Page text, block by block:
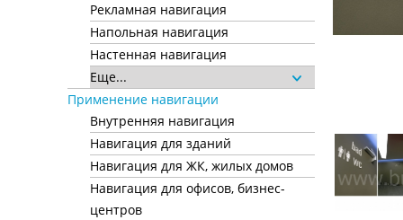
Рекламная навигация
Напольная навигация
Настенная навигация
Еще...
Применение навигации
Внутренняя навигация
Навигация для зданий
Навигация для ЖК, жилых домов
Навигация для офисов, бизнес-
центров